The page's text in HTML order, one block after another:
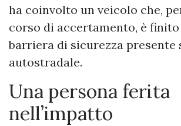
ha coinvolto un veicolo che,
corso di accertamento, è
barriera di sicurezza
autostradale.
Una persona ferita
nell’impatto